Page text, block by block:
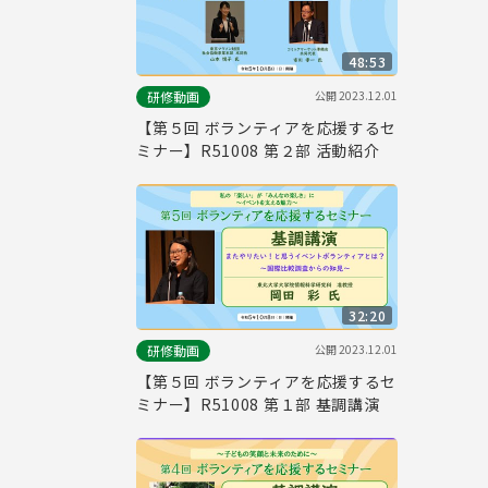
48:53
研修動画
公開2023.12.01
【第５回 ボランティアを応援するセ
ミナー】R51008 第２部 活動紹介
32:20
研修動画
公開2023.12.01
【第５回 ボランティアを応援するセ
ミナー】R51008 第１部 基調講演